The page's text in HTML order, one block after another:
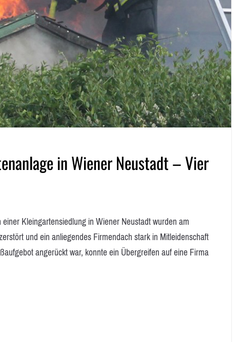
in Wiener Neustadt – Vier
Kleingartensiedlung in Wiener Neustadt wurden am
und ein anliegendes Firmendach stark in Mitleidenschaft
angerückt war, konnte ein Übergreifen auf eine Firma